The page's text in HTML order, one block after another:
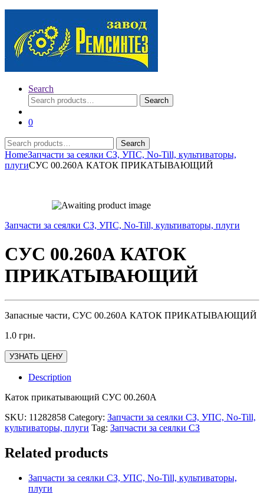
Search
Search
for:
Search
0
Search
for:
Search
HomeЗапчасти за сеялки СЗ, УПС, No-Till, культиваторы,
плугиСУС 00.260А КАТОК ПРИКАТЫВАЮЩИЙ
Запчасти за сеялки СЗ, УПС, No-Till, культиваторы, плуги
СУС 00.260А КАТОК
ПРИКАТЫВАЮЩИЙ
Запасные части, СУС 00.260А КАТОК ПРИКАТЫВАЮЩИЙ
1.0 грн.
УЗНАТЬ ЦЕНУ
Description
Каток прикатывающий СУС 00.260А
SKU: 11282858 Category: Запчасти за сеялки СЗ, УПС, No-Till,
культиваторы, плуги Tag: Запчасти за сеялки СЗ
Related products
Запчасти за сеялки СЗ, УПС, No-Till, культиваторы,
плуги